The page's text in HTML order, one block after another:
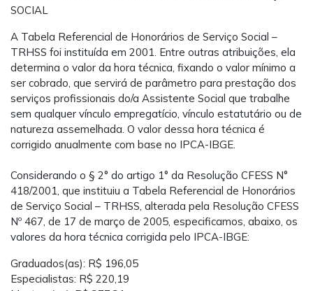
SOCIAL
A Tabela Referencial de Honorários de Serviço Social –
TRHSS foi instituída em 2001. Entre outras atribuições, ela
determina o valor da hora técnica, fixando o valor mínimo a
ser cobrado, que servirá de parâmetro para prestação dos
serviços profissionais do/a Assistente Social que trabalhe
sem qualquer vínculo empregatício, vínculo estatutário ou de
natureza assemelhada. O valor dessa hora técnica é
corrigido anualmente com base no IPCA-IBGE.
Considerando o § 2° do artigo 1° da Resolução CFESS N°
418/2001, que instituiu a Tabela Referencial de Honorários
de Serviço Social – TRHSS, alterada pela Resolução CFESS
Nº 467, de 17 de março de 2005, especificamos, abaixo, os
valores da hora técnica corrigida pelo IPCA-IBGE:
Graduados(as): R$ 196,05
Especialistas: R$ 220,19